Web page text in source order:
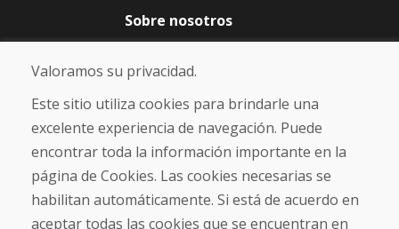
Sobre nosotros
Blog
Sobre nosotros
Comercio
Contacto
Compra
Tienda electrónica
Envío y pago
NORMAS DE RECLAMACIÓN
Valoramos su privacidad.
Este sitio utiliza cookies para brindarle una
excelente experiencia de navegación. Puede
encontrar toda la información importante en la
página de Cookies. Las cookies necesarias se
habilitan automáticamente. Si está de acuerdo en
aceptar todas las cookies que se encuentran en